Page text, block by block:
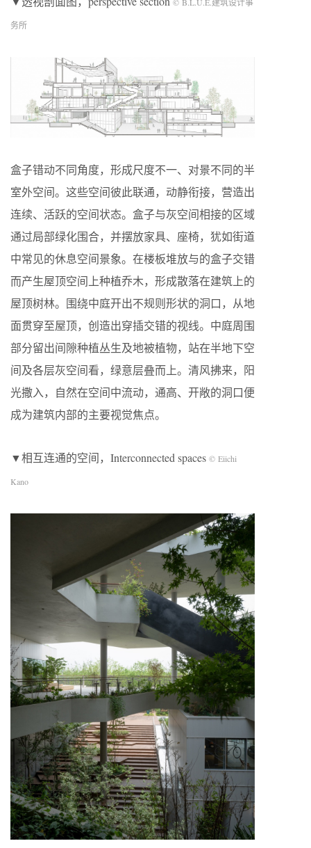
务所
盒子错动不同角度，形成尺度不一、对景不同的半
室外空间。这些空间彼此联通，动静衔接，营造出
连续、活跃的空间状态。盒子与灰空间相接的区域
通过局部绿化围合，并摆放家具、座椅，犹如街道
中常见的休息空间景象。在楼板堆放与的盒⼦交错
而产生屋顶空间上种植乔木，形成散落在建筑上的
屋顶树林。围绕中庭开出不规则形状的洞口，从地
面贯穿至屋顶，创造出穿插交错的视线。中庭周围
部分留出间隙种植丛生及地被植物，站在半地下空
间及各层灰空间看，绿意层叠而上。清风拂来，阳
光撒入，自然在空间中流动，通高、开敞的洞口便
成为建筑内部的主要视觉焦点。
▼相互连通的空间，Interconnected spaces © Eiichi
Kano